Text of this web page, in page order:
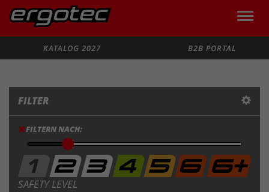
Toggle
KATALOG 2027
B2B PORTAL
FILTER
FILTERN NACH:
SAFETY LEVEL